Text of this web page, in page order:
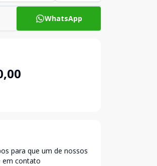
WhatsApp
para que um de nossos
em contato